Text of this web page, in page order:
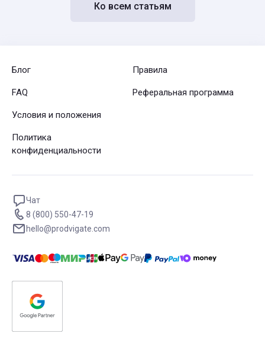
Ко всем статьям
Блог
FAQ
Правила
Реферальная программа
Условия и положения
Политика
конфиденциальности
Чат
8 (800) 550-47-19
hello@prodvigate.com